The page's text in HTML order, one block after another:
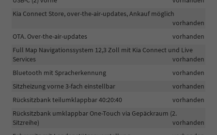
Kia Connect Store, over-the-air-updates, Ankauf möglich
vorhanden
OTA. Over-the-air-updates
vorhanden
Full Map Navigationssystem 12,3 Zoll mit Kia Connect und Live
Services
vorhanden
Bluetooth mit Spracherkennung
vorhanden
Sitzheizung vorne 3-fach einstellbar
vorhanden
Rücksitzbank teilumklappbar 40:20:40
vorhanden
Rücksitzbank umklappbar One-Touch via Gepäckraum (2.
Sitzreihe)
vorhanden